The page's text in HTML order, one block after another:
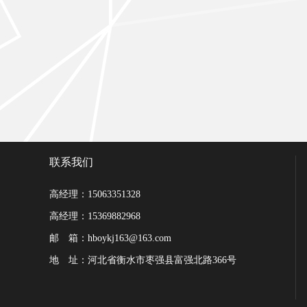
联系我们
高经理：15063351328
高经理：15369882968
邮 箱：hboykj163@163.com
地 址：河北省衡水市枣强县富强北路366号